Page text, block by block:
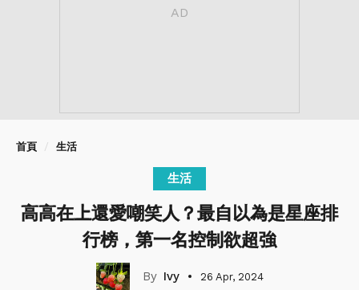
首頁 生活
生活
高高在上還愛嘲笑人？最自以為是星座排
行榜，第一名控制欲超強
Ivy 26 Apr, 2024